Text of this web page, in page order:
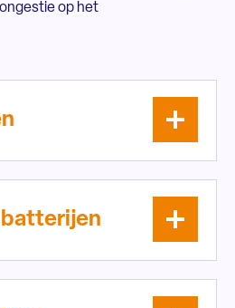
op het
batterijen